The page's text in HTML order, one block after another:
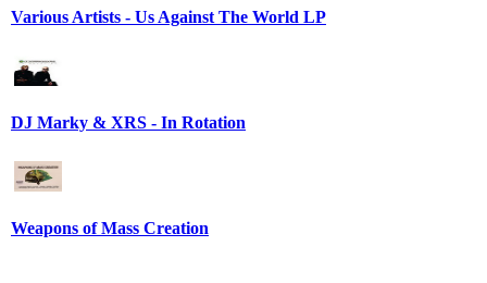
Various Artists - Us Against The World LP
DJ Marky & XRS - In Rotation
Weapons of Mass Creation